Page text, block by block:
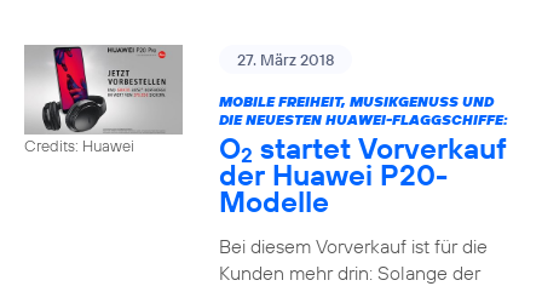
Credits: Huawei
27. März 2018
MOBILE FREIHEIT, MUSIKGENUSS UND
DIE NEUESTEN HUAWEI-FLAGGSCHIFFE:
O2 startet Vorverkauf
der Huawei P20-
Modelle
Bei diesem Vorverkauf ist für die
Kunden mehr drin: Solange der